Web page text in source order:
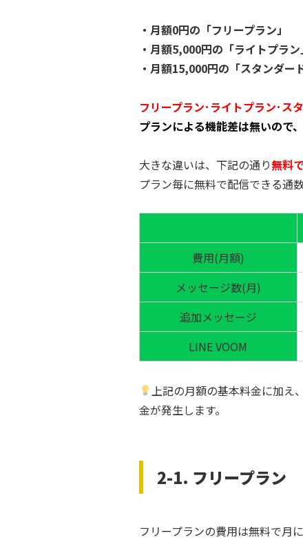
・月額0円の「フリープラン」
・月額5,000円の「ライトプラン
・月額15,000円の「スタンダー
フリープラン･ライトプラン･ス
プランによる機能差は無いので
大きな違いは、下記の通り無料
プラン毎に無料で配信できる通
費用(月額)
メッセージ数(月)
追加メッセージ
LINE VOOM
上記の月額の基本料金に加
金が発生します。
2-1. フリープラン
フリープランの費用は無料で月